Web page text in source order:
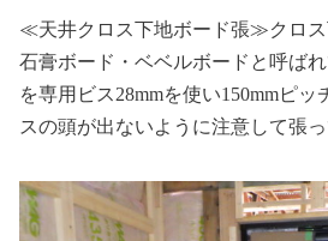
≪天井クロス下地ボード張≫クロ
石膏ボード・ベベルボードと呼ば
を専用ビス28mmを使い150mmピ
スの頭が出ないように注意して張っ